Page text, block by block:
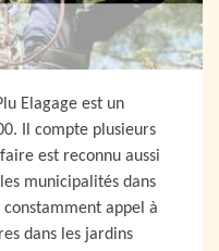
Elagage est un
Il compte plusieurs
est reconnu aussi
municipalités dans
appel à
dans les jardins